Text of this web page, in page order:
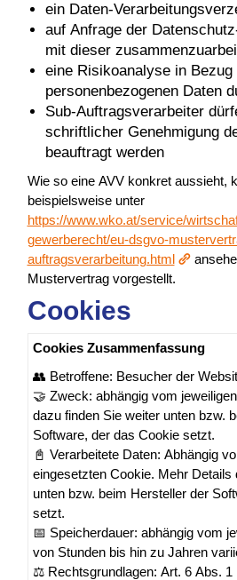
ein Daten-
auf Anfrage der
mit dieser
eine Risikoanalyse in Bezug
personenbezogenen Daten
Sub-Auftragsverarbeiter
schriftlicher Genehmigung
beauftragt werden
Wie so eine AVV konkret aussieht,
beispielsweise unter
https://www.wko.at/service/
gewerberecht/eu-dsgvo-
auftragsverarbeitung.html
Mustervertrag vorgestellt.
Cookies
Cookies Zusammenfassung
👥 Betroffene: Besucher der
🤝 Zweck: abhängig vom
dazu finden Sie weiter unten bzw.
Software, der das Cookie setzt.
📓 Verarbeitete Daten: Abhängig
eingesetzten Cookie. Mehr Details
unten bzw. beim Hersteller der
setzt.
📅 Speicherdauer: abhängig vom
von Stunden bis hin zu Jahren
⚖️ Rechtsgrundlagen: Art. 6 Abs. 1